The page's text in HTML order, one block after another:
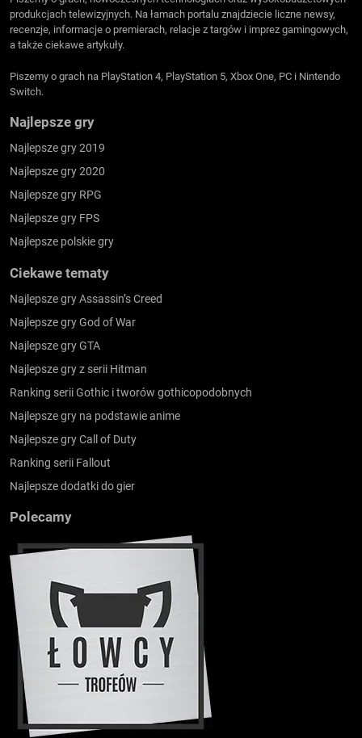
produkcjach telewizyjnych. Na łamach portalu znajdziecie liczne newsy,
recenzje, informacje o premierach, relacje z targów i imprez gamingowych,
a także ciekawe artykuły.
Piszemy o grach na PlayStation 4, PlayStation 5, Xbox One, PC i Nintendo
Switch.
Najlepsze gry
Najlepsze gry 2019
Najlepsze gry 2020
Najlepsze gry RPG
Najlepsze gry FPS
Najlepsze polskie gry
Ciekawe tematy
Najlepsze gry Assassin’s Creed
Najlepsze gry God of War
Najlepsze gry GTA
Najlepsze gry z serii Hitman
Ranking serii Gothic i tworów gothicopodobnych
Najlepsze gry na podstawie anime
Najlepsze gry Call of Duty
Ranking serii Fallout
Najlepsze dodatki do gier
Polecamy